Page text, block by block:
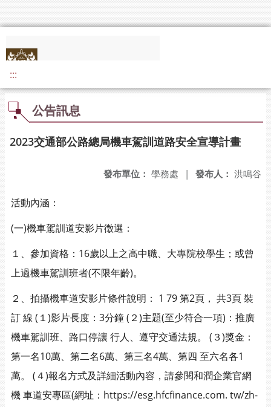
:::
公告訊息
2023交通部公路總局機車駕訓道路安全宣導計畫
發布人： 洪鳴谷
發布單位： 學務處 |
活動內涵：
(一)機車駕訓道安影片徵選：
１、參加資格：16歲以上之高中職、大專院校學生；或曾
上過機車駕訓班者(不限年齡)。
２、拍攝機車道安影片條件說明： 1 79 第2頁， 共3頁 裝
訂 線 (１)影片長度：3分鐘 (２)主題(至少符合一項)：推廣
機車駕訓班、路口停讓 行人、遵守交通法規。 (３)獎金：
第一名10萬、第二名6萬、第三名4萬、第四 至六名各1
萬。 (４)報名方式及詳細活動內容，請參閱和潤企業官網
機 車道安專區(網址：https://esg.hfcfinance.com. tw/zh-